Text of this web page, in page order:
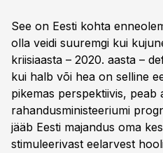
See on Eesti kohta
olla veidi suuremgi kui
kriisiaasta – 2020. aasta –
kui halb või hea on selline
pikemas perspektiivis, peab
rahandusministeeriumi
jääb Eesti majandus oma
stimuleerivast eelarvest